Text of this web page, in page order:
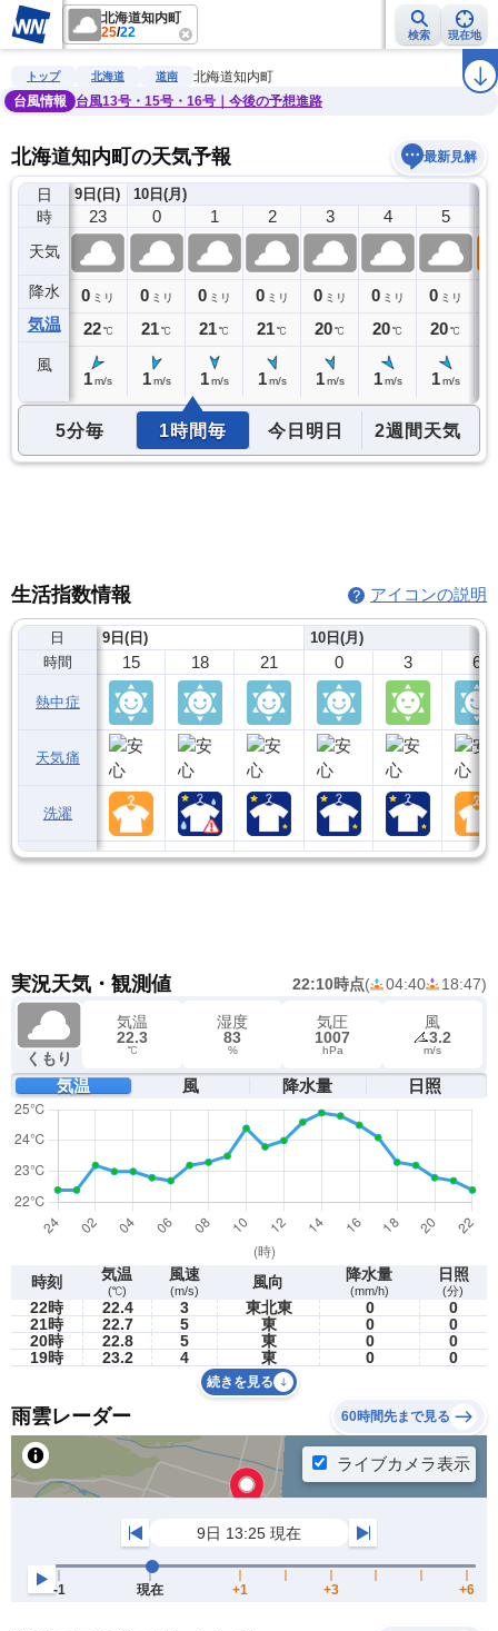
北海道知内町
25/22 検索 現在地
雨雲レーダー 台風情報 地震情報 ラ
トップ 北海道 道南
北海道知内町
台風情報
台風13号・15号・16号｜今後の予想進路
北海道知内町の天気予報 最新見解
日
時
天気
降水
気温
風
9日(日)
22
0ミリ
22℃
23
0 ミリ
22 ℃
1m/s
10日(月)
0
0 ミリ
21℃
1 m/s
1
0 ミリ
21℃
1 m/s
2
0 ミリ
21℃
1 m/s
3
0 ミリ
20℃
1 m/s
4
0 ミリ
20℃
1 m/s
5
0 ミリ
20℃
1 m/s
5分毎 1時間毎 今日明日 2週間天気
生活指数情報 アイコンの説明
日
時間
熱中症
天気痛
洗濯
9日(日)
15 18 21
10日(月)
0 3 6
実況天気・観測値 22:10時点( 04:40 18:47)
くもり
気温
22.3
℃
湿度
83
%
気圧
1007
hPa
風
3.2
m/s
気温 風 降水量 日照
時刻 気温
(℃)
風速
(m/s) 風向 降水量
(mm/h)
日照
(分)
22時 22.4 3 東北東 0
0
21時
22.7 5 東 0
0
20時
22.8 5 東 0
0
19時
23.2 4 東 0 0
続きを見る
雨雲レーダー 60時間先まで見る